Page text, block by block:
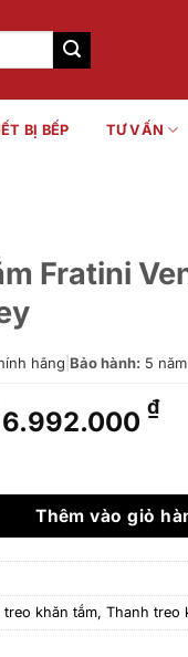
BỊ BẾP TƯ VẤN
Fratini
hãng Bảo hành: 5 năm
Giá
gốc
8.740.000 ₫.
6.992.000 ₫Giá
model 39070417GY
Thêm vào giỏ
treo khăn tắm, Thanh treo